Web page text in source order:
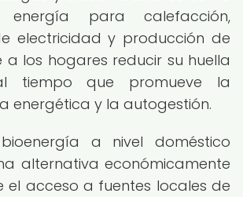
para calefacción,
electricidad y producción de
a los hogares reducir su huella
tiempo que promueve la
energética y la autogestión.
a nivel doméstico
alternativa económicamente
el acceso a fuentes locales de